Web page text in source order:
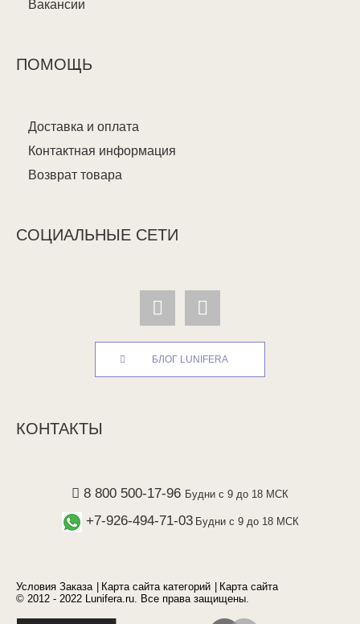
Вакансии
ПОМОЩЬ
Доставка и оплата
Контактная информация
Возврат товара
СОЦИАЛЬНЫЕ СЕТИ
БЛОГ LUNIFERA
КОНТАКТЫ
8 800 500-17-96 Будни с 9 до 18 МСК
+7-926-494-71-03 Будни с 9 до 18 МСК
Условия Заказа Карта сайта категорий
Карта сайта
© 2012 - 2022 Lunifera.ru. Все права защищены.